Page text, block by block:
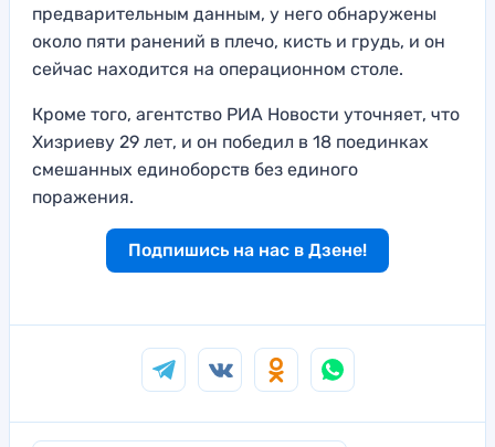
предварительным данным, у него обнаружены
около пяти ранений в плечо, кисть и грудь, и он
сейчас находится на операционном столе.
Кроме того, агентство РИА Новости уточняет, что
Хизриеву 29 лет, и он победил в 18 поединках
смешанных единоборств без единого
поражения.
Подпишись на нас в Дзене!